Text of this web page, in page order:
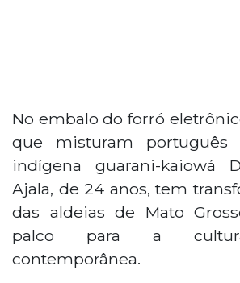
No embalo do forró
que misturam
indígena guarani-kaiowá
Ajala, de 24 anos, tem
das aldeias de Mato
palco para a
contemporânea.